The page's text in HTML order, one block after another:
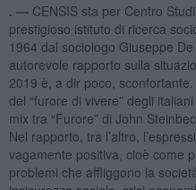
. — CENSIS sta per Centro
prestigioso istituto di ricerca
1964 dal sociologo Giuseppe
autorevole rapporto sulla
2019 è, a dir poco,
del “furore di vivere” degli
mix tra “Furore” di John
Nel rapporto, tra l’altro,
vagamente positiva, cioè come
problemi che affliggono la